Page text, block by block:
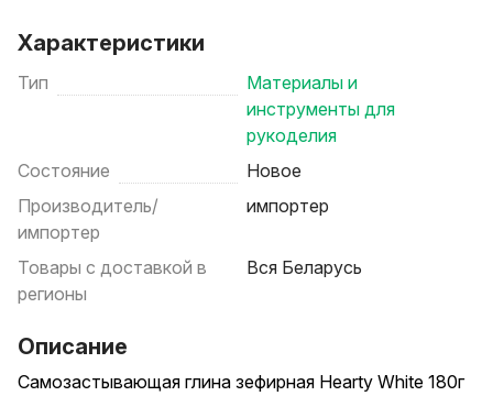
Характеристики
Тип
Материалы и
инструменты для
рукоделия
Состояние
Новое
Производитель/
импортер
импортер
Товары с доставкой в
регионы
Вся Беларусь
Описание
Самозастывающая глина зефирная Hearty White 180г